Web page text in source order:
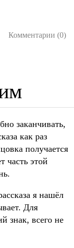
Комментарии (0)
заканчивать,
как раз
получается
часть этой
я нашёл
Для
знак, всего не